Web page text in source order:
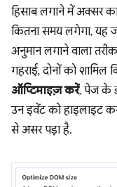
हिसाब लगाने में अक्सर
कितना समय लगेगा, यह
अनुमान लगाने वाला
गहराई, दोनों को शामिल
ऑप्टिमाइज़ करें, पेज के
उन इवेंट को हाइलाइट
से असर पड़ा है.